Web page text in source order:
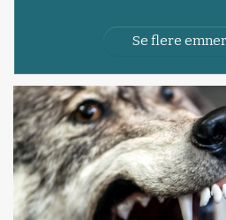
Se flere